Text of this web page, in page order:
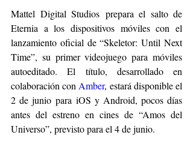
Mattel Digital Studios prepara el salto de
Eternia a los dispositivos móviles con el
lanzamiento oficial de “Skeletor: Until Next
Time”, su primer videojuego para móviles
autoeditado. El título, desarrollado en
colaboración con Amber, estará disponible el
2 de junio para iOS y Android, pocos días
antes del estreno en cines de “Amos del
Universo”, previsto para el 4 de junio.